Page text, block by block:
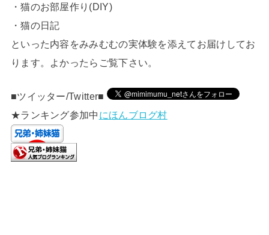
・猫のお部屋作り(DIY)
・猫の日記
といった内容をみみむむの実体験を添えてお届けしてお
ります。よかったらご覧下さい。
■ツイッター/Twitter■
★ランキング参加中 にほんブログ村